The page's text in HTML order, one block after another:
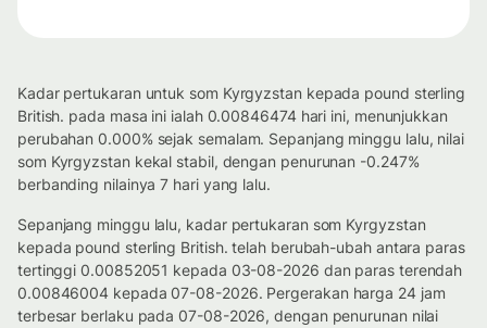
Kadar pertukaran untuk som Kyrgyzstan kepada pound sterling
British. pada masa ini ialah 0.00846474 hari ini, menunjukkan
perubahan 0.000% sejak semalam. Sepanjang minggu lalu, nilai
som Kyrgyzstan kekal stabil, dengan penurunan -0.247%
berbanding nilainya 7 hari yang lalu.
Sepanjang minggu lalu, kadar pertukaran som Kyrgyzstan
kepada pound sterling British. telah berubah-ubah antara paras
tertinggi 0.00852051 kepada 03-08-2026 dan paras terendah
0.00846004 kepada 07-08-2026. Pergerakan harga 24 jam
terbesar berlaku pada 07-08-2026, dengan penurunan nilai